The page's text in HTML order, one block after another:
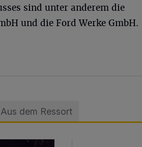
sind unter anderem die
und die Ford Werke GmbH.
Aus dem Ressort